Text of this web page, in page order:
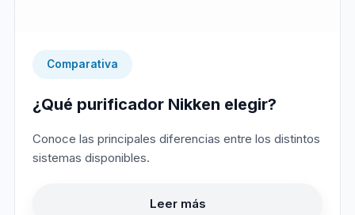
Comparativa
¿Qué purificador Nikken elegir?
Conoce las principales diferencias entre los distintos
sistemas disponibles.
Leer más